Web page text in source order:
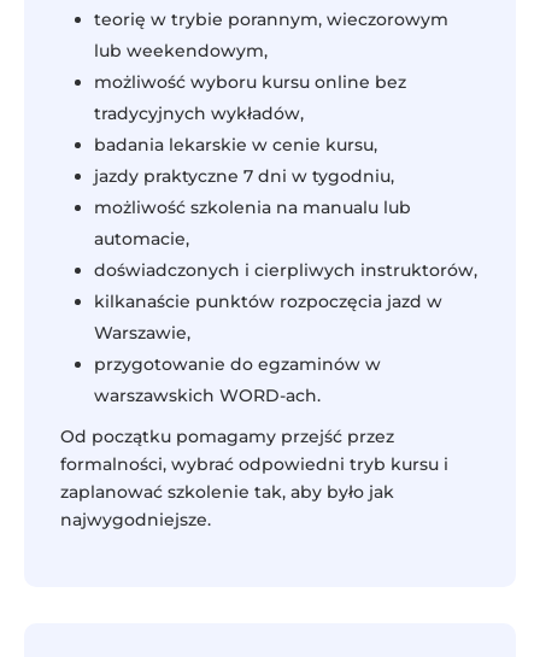
teorię w trybie porannym, wieczorowym
lub weekendowym,
możliwość wyboru kursu online bez
tradycyjnych wykładów,
badania lekarskie w cenie kursu,
jazdy praktyczne 7 dni w tygodniu,
możliwość szkolenia na manualu lub
automacie,
doświadczonych i cierpliwych instruktorów,
kilkanaście punktów rozpoczęcia jazd w
Warszawie,
przygotowanie do egzaminów w
warszawskich WORD-ach.
Od początku pomagamy przejść przez
formalności, wybrać odpowiedni tryb kursu i
zaplanować szkolenie tak, aby było jak
najwygodniejsze.